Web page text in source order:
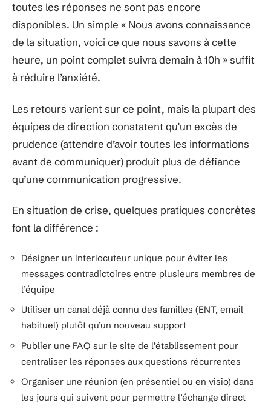
toutes les réponses ne sont pas encore
disponibles. Un simple « Nous avons connaissance
de la situation, voici ce que nous savons à cette
heure, un point complet suivra demain à 10h » suffit
à réduire l’anxiété.
Les retours varient sur ce point, mais la plupart des
équipes de direction constatent qu’un excès de
prudence (attendre d’avoir toutes les informations
avant de communiquer) produit plus de défiance
qu’une communication progressive.
En situation de crise, quelques pratiques concrètes
font la différence :
Désigner un interlocuteur unique pour éviter les
messages contradictoires entre plusieurs membres de
l’équipe
Utiliser un canal déjà connu des familles (ENT, email
habituel) plutôt qu’un nouveau support
Publier une FAQ sur le site de l’établissement pour
centraliser les réponses aux questions récurrentes
Organiser une réunion (en présentiel ou en visio) dans
les jours qui suivent pour permettre l’échange direct